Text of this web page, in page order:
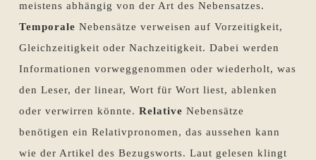
meistens abhängig von der Art des Nebensatzes.
Temporale Nebensätze verweisen auf Vorzeitigkeit,
Gleichzeitigkeit oder Nachzeitigkeit. Dabei werden
Informationen vorweggenommen oder wiederholt, was
den Leser, der linear, Wort für Wort liest, ablenken
oder verwirren könnte. Relative Nebensätze
benötigen ein Relativpronomen, das aussehen kann
wie der Artikel des Bezugsworts. Laut gelesen klingt